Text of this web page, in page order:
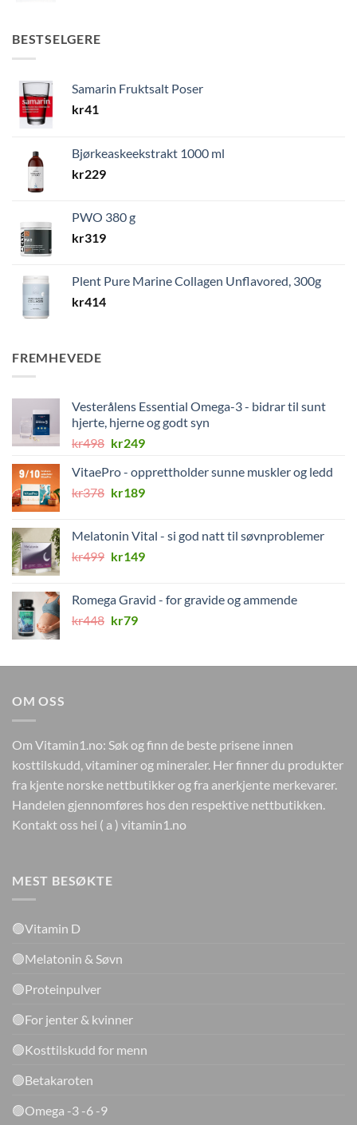
BESTSELGERE
Samarin Fruktsalt Poser
kr41
Bjørkeaskeekstrakt 1000 ml
kr229
PWO 380 g
kr319
Plent Pure Marine Collagen Unflavored, 300g
kr414
FREMHEVEDE
Vesterålens Essential Omega-3 - bidrar til sunt
hjerte, hjerne og godt syn
kr498 Opprinnelig
var:
kr498.
kr249Nåværende
er:
kr249.
VitaePro - opprettholder sunne muskler og ledd
kr378 Opprinnelig
kr378.
kr189Nåværende
kr189.
Melatonin Vital - si god natt til søvnproblemer
kr499 Opprinnelig
kr499.
kr149Nåværende
kr149.
Romega Gravid - for gravide og ammende
kr448 Opprinnelig
kr448.
kr79Nåværende
kr79.
OM OSS
Om Vitamin1.no: Søk og finn de beste prisene innen
kosttilskudd, vitaminer og mineraler. Her finner du produkter
fra kjente norske nettbutikker og fra anerkjente merkevarer.
Handelen gjennomføres hos den respektive nettbutikken.
Kontakt oss hei ( a ) vitamin1.no
MEST BESØKTE
🟢Vitamin D
🟢Melatonin & Søvn
🟢Proteinpulver
🟢For jenter & kvinner
🟢Kosttilskudd for menn
🟢Betakaroten
🟢Omega -3 -6 -9